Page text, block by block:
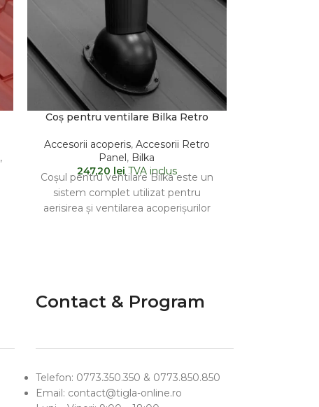
,
Coș pentru ventilare Bilka Retro
Accesorii acoperis, Accesorii Retro
Panel , Bilka
247,20 leiTVA inclus
Coșul pentru ventilare Bilka este un
sistem complet utilizat pentru
aerisirea și ventilarea acoperișurilor
Contact & Program
Telefon: 0773.350.350 & 0773.850.850
Email: contact@tigla-online.ro